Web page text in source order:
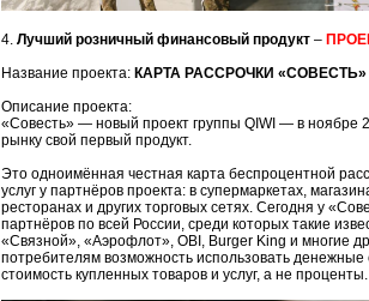
4. Лучший розничный финансовый продукт–
Название проекта: КАРТА РАССРОЧКИ «СОВЕСТЬ»
Описание проекта:
«Совесть» — новый проект группы QIWI — в ноябре
рынку свой первый продукт.
Это одноимённая честная карта беспроцентной
услуг у партнёров проекта: в супермаркетах,
ресторанах и других торговых сетях. Сегодня у
партнёров по всей России, среди которых такие
«Связной», «Аэрофлот», OBI, Burger King и многие
потребителям возможность использовать денежные
стоимость купленных товаров и услуг, а не проценты.